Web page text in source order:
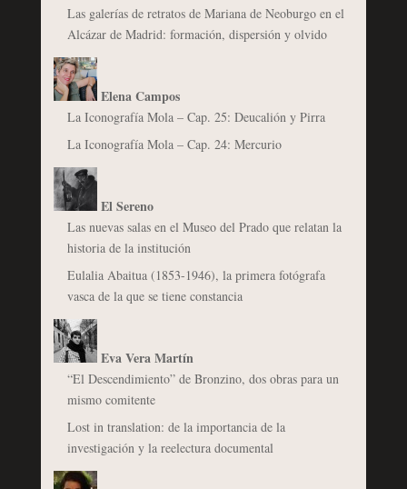
Las galerías de retratos de Mariana de Neoburgo en el
Alcázar de Madrid: formación, dispersión y olvido
Elena Campos
La Iconografía Mola – Cap. 25: Deucalión y Pirra
La Iconografía Mola – Cap. 24: Mercurio
El Sereno
Las nuevas salas en el Museo del Prado que relatan la
historia de la institución
Eulalia Abaitua (1853-1946), la primera fotógrafa
vasca de la que se tiene constancia
Eva Vera Martín
“El Descendimiento” de Bronzino, dos obras para un
mismo comitente
Lost in translation: de la importancia de la
investigación y la reelectura documental